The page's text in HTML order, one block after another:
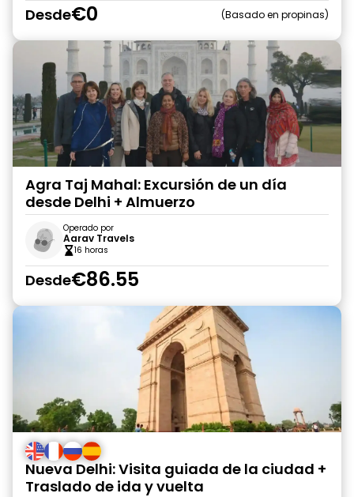
Desde€0 Basado en propinas
Agra Taj Mahal: Excursión de un día
desde Delhi + Almuerzo
Operado por
Aarav Travels
16 horas
Desde€86.55
Nueva Delhi: Visita guiada de la ciudad +
Traslado de ida y vuelta